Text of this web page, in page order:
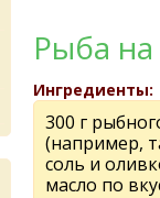
Рыба
Ингредиенты:
300 г
(например,
соль и
масло по